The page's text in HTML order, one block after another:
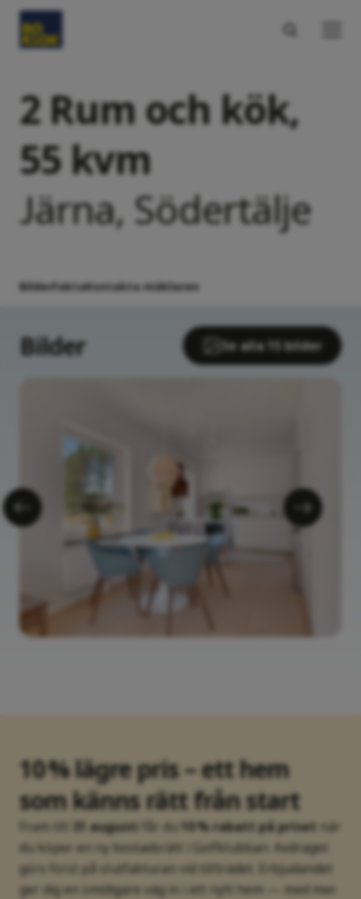
2 Rum och kök,
55 kvm
Järna, Södertälje
BilderFaktaKontakta mäklaren
Bilder Se alla 15 bilder
10 % lägre pris – ett hem
som känns rätt från start
Fram till 31 augusti får du 10 % rabatt på priset när
du köper en ny bostadsrätt i Golfklubban. Avdraget
görs först på slutfakturan vid tillträdet. Erbjudandet
ger dig en smidigare väg in i ett nytt hem — med mer